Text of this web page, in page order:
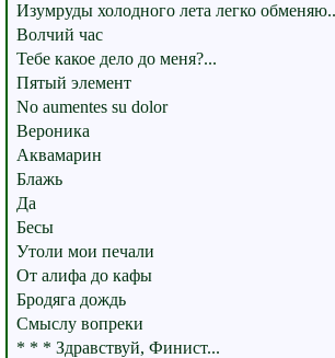
Изумруды холодного лета легко
Волчий час
Тебе какое дело до меня?...
Пятый элемент
No aumentes su dolor
Вероника
Аквамарин
Блажь
Да
Бесы
Утоли мои печали
От алифа до кафы
Бродяга дождь
Смыслу вопреки
* * * Здравствуй, Финист...